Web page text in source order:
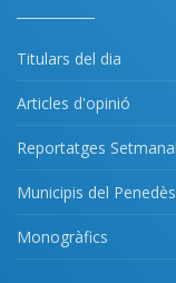
Titulars del dia
Articles d'opinió
Reportatges
Municipis del Penedès
Monogràfics